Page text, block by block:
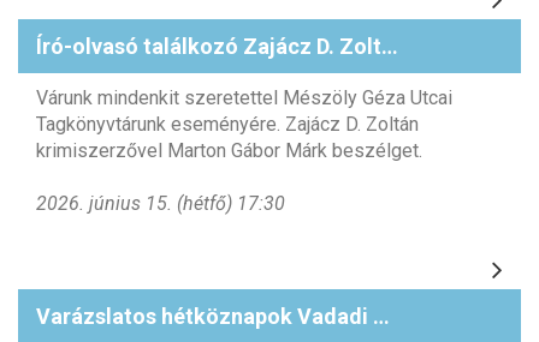
Író-olvasó találkozó Zajácz D. Zoltánnal
Várunk mindenkit szeretettel Mészöly Géza Utcai
Tagkönyvtárunk eseményére. Zajácz D. Zoltán
krimiszerzővel Marton Gábor Márk beszélget.
2026. június 15. (hétfő) 17:30
Varázslatos hétköznapok Vadadi Adrienn meséivel